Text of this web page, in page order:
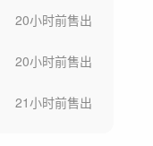
20小时前售出
20小时前售出
21小时前售出